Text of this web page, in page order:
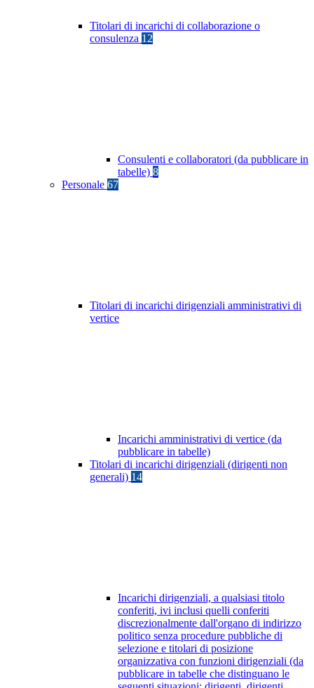
Titolari di incarichi di collaborazione o
consulenza 12
Consulenti e collaboratori (da pubblicare in
tabelle) 8
Personale 67
Titolari di incarichi dirigenziali amministrativi di
vertice
Incarichi amministrativi di vertice (da
pubblicare in tabelle)
Titolari di incarichi dirigenziali (dirigenti non
generali) 14
Incarichi dirigenziali, a qualsiasi titolo
conferiti, ivi inclusi quelli conferiti
discrezionalmente dall'organo di indirizzo
politico senza procedure pubbliche di
selezione e titolari di posizione
organizzativa con funzioni dirigenziali (da
pubblicare in tabelle che distinguano le